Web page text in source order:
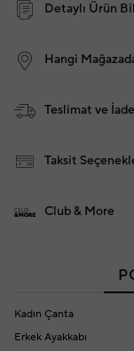
Detaylı Ürün
Hangi
Teslimat ve İade
Taksit
Club & More
Kadın Çanta
Erkek Ayakkabı